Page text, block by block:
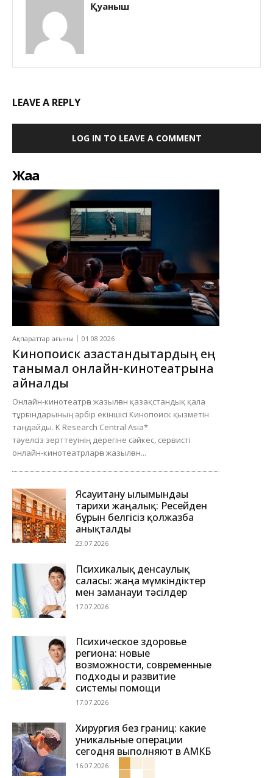
Қуаныш
LEAVE A REPLY
LOG IN TO LEAVE A COMMENT
Жаңа
Ақпараттар ағыны 01.08.2026
Кинопоиск қазақстандықтардың ең
танымал онлайн-кинотеатрына
айналды
Онлайн-кинотеатрға жазылған қазақстандық қала
тұрғындарының әрбір екіншісі Кинопоиск қызметін
таңдайды. K Research Central Asia*
тәуелсіз зерттеуінің дерегіне сәйкес, сервисті
онлайн-кинотеатрларға жазылған...
Ясауитану ғылымындағы
тарихи жаңалық: Ресейден
бұрын белгісіз қолжазба
анықталды
23.07.2026
Психикалық денсаулық
саласы: жаңа мүмкіндіктер
мен заманауи тәсілдер
17.07.2026
Психическое здоровье
региона: новые
возможности, современные
подходы и развитие
системы помощи
17.07.2026
Хирургия без границ: какие
уникальные операции
сегодня выполняют в АМКБ
16.07.2026